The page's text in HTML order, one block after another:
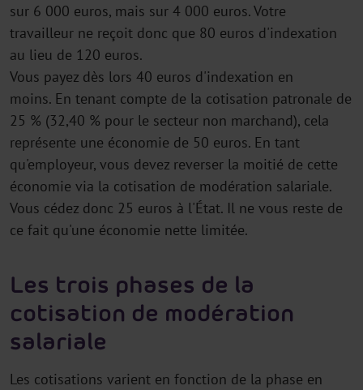
sur 6 000 euros, mais sur 4 000 euros. Votre
travailleur ne reçoit donc que 80 euros d'indexation
au lieu de 120 euros.
Vous payez dès lors 40 euros d'indexation en
moins. En tenant compte de la cotisation patronale de
25 % (32,40 % pour le secteur non marchand), cela
représente une économie de 50 euros. En tant
qu'employeur, vous devez reverser la moitié de cette
économie via la cotisation de modération salariale.
Vous cédez donc 25 euros à l'État. Il ne vous reste de
ce fait qu'une économie nette limitée.
Les trois phases de la
cotisation de modération
salariale
Les cotisations varient en fonction de la phase en